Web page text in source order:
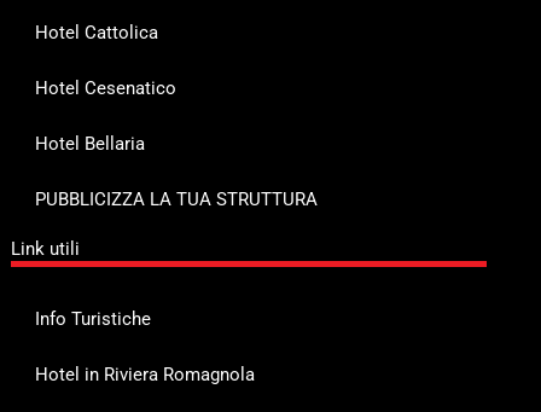
Hotel Cattolica
Hotel Cesenatico
Hotel Bellaria
PUBBLICIZZA LA TUA STRUTTURA
Link utili
Info Turistiche
Hotel in Riviera Romagnola